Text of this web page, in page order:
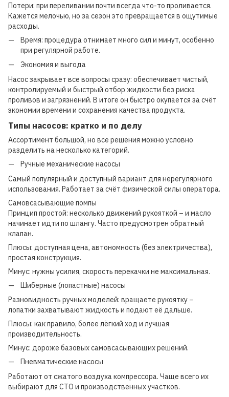
Потери: при переливании почти всегда что-то проливается.
Кажется мелочью, но за сезон это превращается в ощутимые
расходы.
Время: процедура отнимает много сил и минут, особенно
при регулярной работе.
Экономия и выгода
Насос закрывает все вопросы сразу: обеспечивает чистый,
контролируемый и быстрый отбор жидкости без риска
проливов и загрязнений. В итоге он быстро окупается за счёт
экономии времени и сохранения качества продукта.
Типы насосов: кратко и по делу
Ассортимент большой, но все решения можно условно
разделить на несколько категорий.
Ручные механические насосы
Самый популярный и доступный вариант для нерегулярного
использования. Работает за счёт физической силы оператора.
Самовсасывающие помпы
Принцип простой: несколько движений рукояткой – и масло
начинает идти по шлангу. Часто предусмотрен обратный
клапан.
Плюсы: доступная цена, автономность (без электричества),
простая конструкция.
Минус: нужны усилия, скорость перекачки не максимальная.
Шиберные (лопастные) насосы
Разновидность ручных моделей: вращаете рукоятку –
лопатки захватывают жидкость и подают её дальше.
Плюсы: как правило, более лёгкий ход и лучшая
производительность.
Минус: дороже базовых самовсасывающих решений.
Пневматические насосы
Работают от сжатого воздуха компрессора. Чаще всего их
выбирают для СТО и производственных участков.